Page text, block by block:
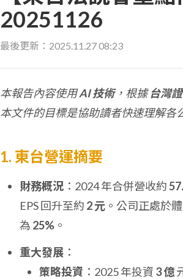
20251126
最後更新： 2025.11.27 08:23
本報告內容使用AI 技術，根據台灣
本文件的目標是協助讀者快速理解
1. 東台營運摘要
財務概況 ：2024 年合併營收約
EPS 回升至約 2 元 。公司正處於
為 25% 。
重大發展 ：
策略投資 ：2025 年投資 3 億